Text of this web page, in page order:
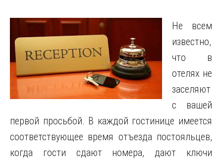
Не всем
известно,
что в
отелях не
заселяют
с вашей
первой просьбой. В каждой гостинице имеется
соответствующее время отъезда постояльцев,
когда гости сдают номера, дают ключи